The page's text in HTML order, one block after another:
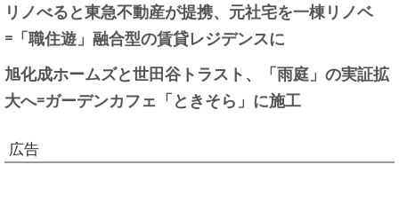
リノべると東急不動産が提携、元社宅を一棟リノベ
=「職住遊」融合型の賃貸レジデンスに
旭化成ホームズと世田谷トラスト、「雨庭」の実証拡
大へ=ガーデンカフェ「ときそら」に施工
広告